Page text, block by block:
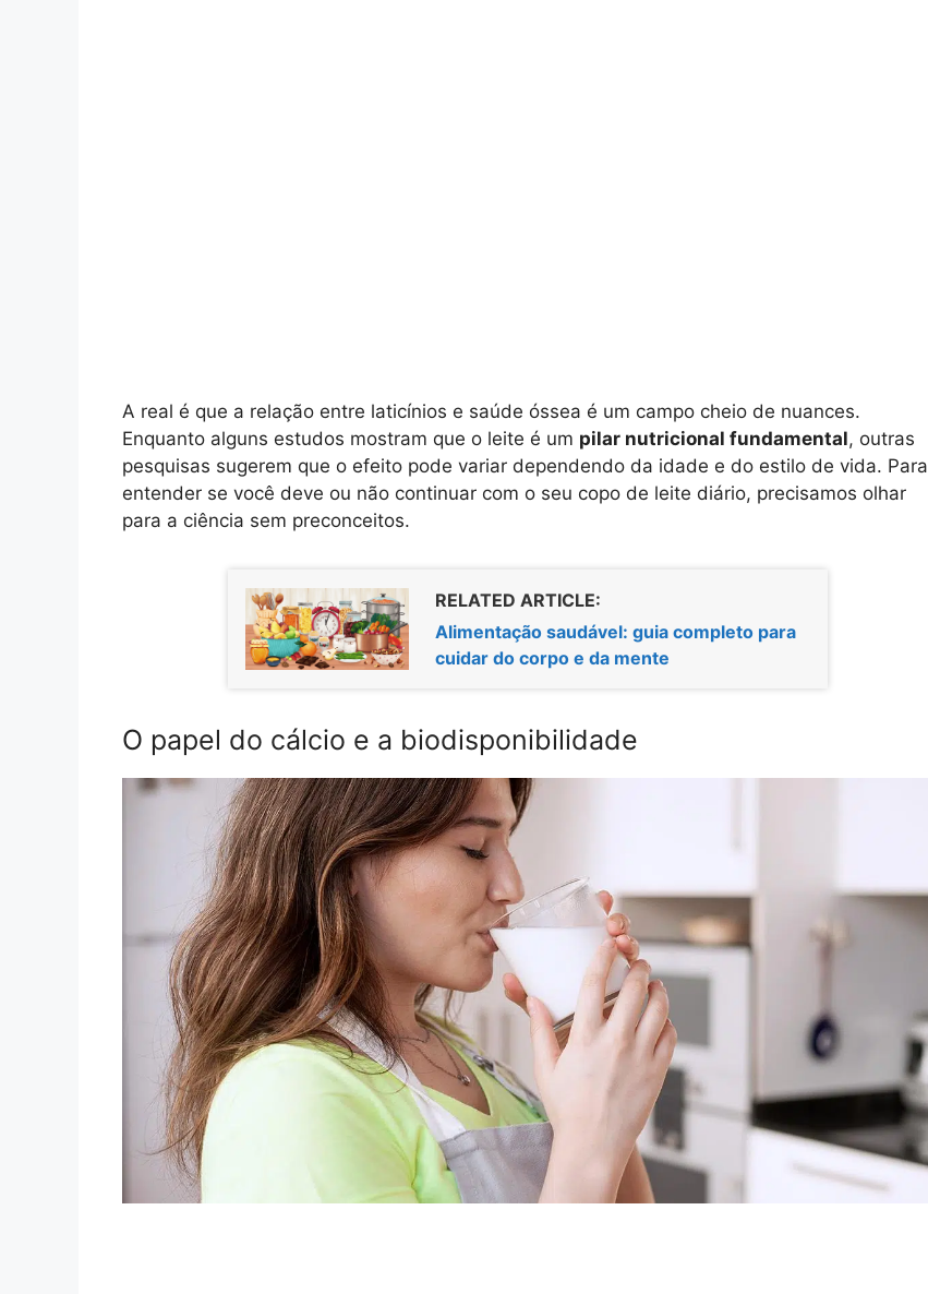
A real é que a relação entre laticínios e saúde óssea é um campo cheio de nuances.
Enquanto alguns estudos mostram que o leite é um pilar nutricional fundamental, outras
pesquisas sugerem que o efeito pode variar dependendo da idade e do estilo de vida. Para
entender se você deve ou não continuar com o seu copo de leite diário, precisamos olhar
para a ciência sem preconceitos.
RELATED ARTICLE:
Alimentação saudável: guia completo para
cuidar do corpo e da mente
O papel do cálcio e a biodisponibilidade